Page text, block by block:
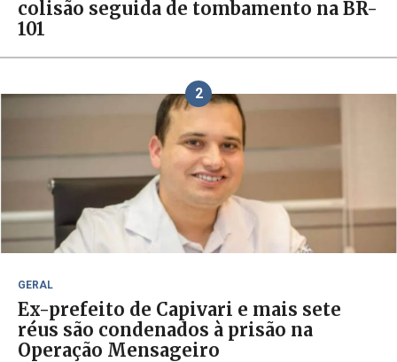
colisão seguida de tombamento na BR-
101
2
GERAL
Ex-prefeito de Capivari e mais sete
réus são condenados à prisão na
Operação Mensageiro